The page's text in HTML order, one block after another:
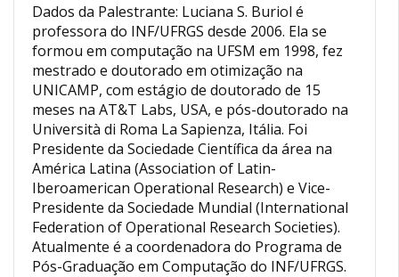
Dados da Palestrante: Luciana S. Buriol é
professora do INF/UFRGS desde 2006. Ela se
formou em computação na UFSM em 1998, fez
mestrado e doutorado em otimização na
UNICAMP, com estágio de doutorado de 15
meses na AT&T Labs, USA, e pós-doutorado na
Università di Roma La Sapienza, Itália. Foi
Presidente da Sociedade Científica da área na
América Latina (Association of Latin-
Iberoamerican Operational Research) e Vice-
Presidente da Sociedade Mundial (International
Federation of Operational Research Societies).
Atualmente é a coordenadora do Programa de
Pós-Graduação em Computação do INF/UFRGS.